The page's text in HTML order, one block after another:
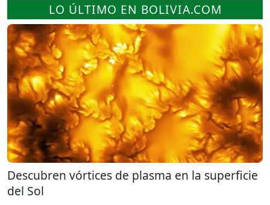
LO ÚLTIMO EN BOLIVIA.COM
Descubren vórtices de plasma en la superficie
del Sol